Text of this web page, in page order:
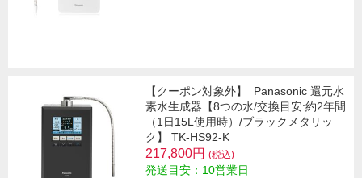
【クーポン対象外】
Panasonic 還元水
素水生成器【8つの水/交換目安:約2年間
（1日15L使用時）/ブラックメタリッ
ク】 TK-HS92-K
217,800円 (税込)
発送目安：10営業日